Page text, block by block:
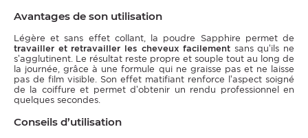
Avantages de son utilisation
Légère et sans effet collant, la poudre Sapphire permet de
travailler et retravailler les cheveux facilement sans qu’ils ne
s’agglutinent. Le résultat reste propre et souple tout au long de
la journée, grâce à une formule qui ne graisse pas et ne laisse
pas de film visible. Son effet matifiant renforce l’aspect soigné
de la coiffure et permet d’obtenir un rendu professionnel en
quelques secondes.
Conseils d’utilisation